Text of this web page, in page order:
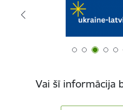
Vai šī informācija